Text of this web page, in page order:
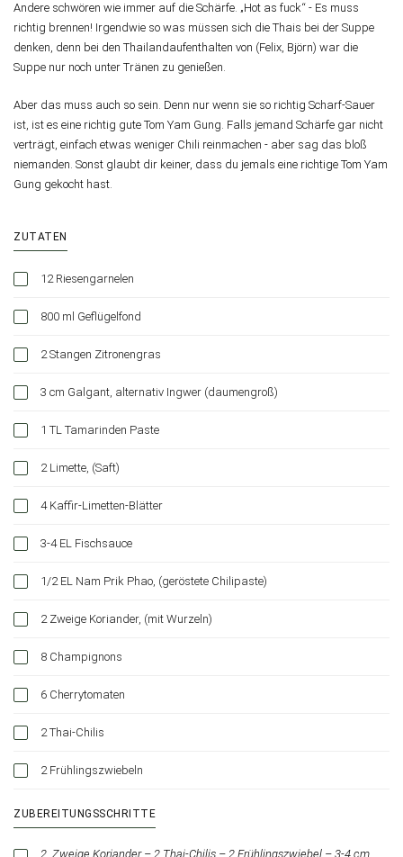
Andere schwören wie immer auf die Schärfe. „Hot as fuck“ - Es muss
richtig brennen! Irgendwie so was müssen sich die Thais bei der Suppe
denken, denn bei den Thailandaufenthalten von (Felix, Björn) war die
Suppe nur noch unter Tränen zu genießen.
Aber das muss auch so sein. Denn nur wenn sie so richtig Scharf-Sauer
ist, ist es eine richtig gute Tom Yam Gung. Falls jemand Schärfe gar nicht
verträgt, einfach etwas weniger Chili reinmachen - aber sag das bloß
niemanden. Sonst glaubt dir keiner, dass du jemals eine richtige Tom Yam
Gung gekocht hast.
ZUTATEN
12 Riesengarnelen
800 ml Geflügelfond
2 Stangen Zitronengras
3 cm Galgant, alternativ Ingwer (daumengroß)
1 TL Tamarinden Paste
2 Limette, (Saft)
4 Kaffir-Limetten-Blätter
3-4 EL Fischsauce
1/2 EL Nam Prik Phao, (geröstete Chilipaste)
2 Zweige Koriander, (mit Wurzeln)
8 Champignons
6 Cherrytomaten
2 Thai-Chilis
2 Frühlingszwiebeln
ZUBEREITUNGSSCHRITTE
2 Zweige Koriander – 2 Thai-Chilis – 2 Frühlingszwiebel – 3-4 cm